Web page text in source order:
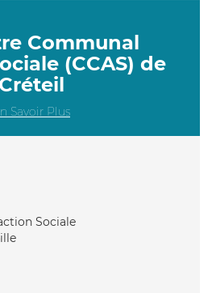
Communal
(CCAS) de
Créteil
Savoir Plus
Sociale